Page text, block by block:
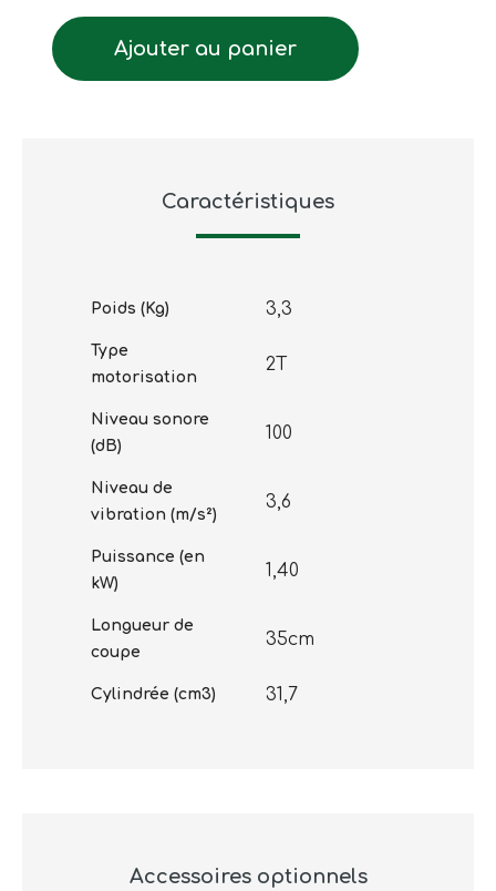
Ajouter au panier
Caractéristiques
Poids (Kg) 3,3
Type
motorisation
2T
Niveau sonore
(dB)
100
Niveau de
vibration (m/s²)
3,6
Puissance (en
kW)
1,40
Longueur de
coupe
35cm
Cylindrée (cm3) 31,7
Accessoires optionnels